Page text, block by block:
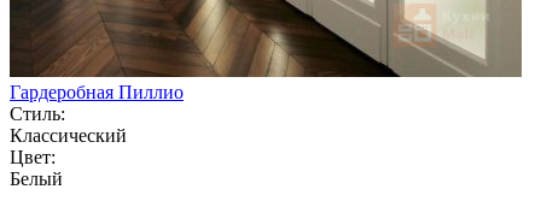
Гардеробная Пиллио
Стиль:
Классический
Цвет:
Белый